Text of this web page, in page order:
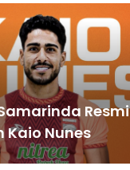
Resmi
Nunes